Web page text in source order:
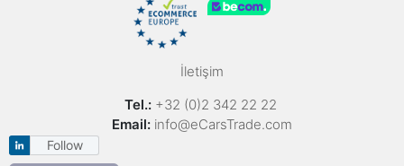
İletişim
Tel.: +32 (0)2 342 22 22
Email: info@eCarsTrade.com
Follow